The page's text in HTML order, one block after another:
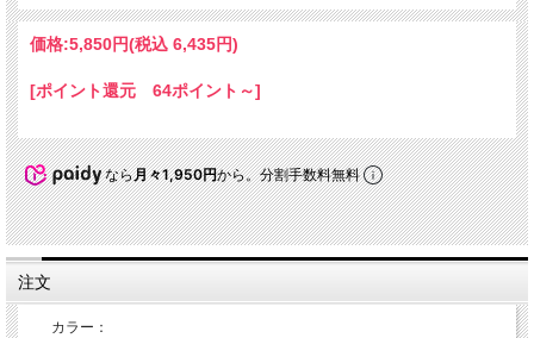
価格:5,850円(税込 6,435円)
[ポイント還元 64ポイント～]
なら月々1,950円から。分割手数料無料
注文
カラー：